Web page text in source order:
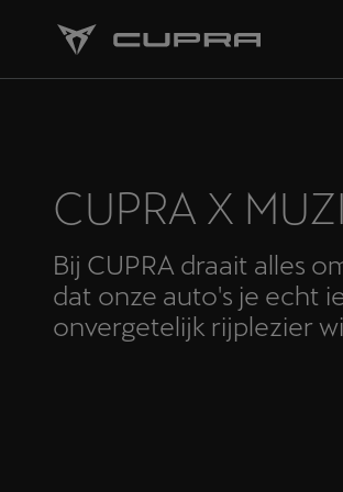
CUPRA X
Bij CUPRA draait alles
dat onze auto's je echt
onvergetelijk rijplezier